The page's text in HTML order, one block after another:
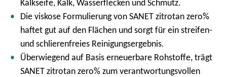
Kalkseife, Kalk, Wasserflecken und Schmutz.
Die viskose Formulierung von SANET zitrotan zero%
haftet gut auf den Flächen und sorgt für ein streifen-
und schlierenfreies Reinigungsergebnis.
Überwiegend auf Basis erneuerbare Rohstoffe, trägt
SANET zitrotan zero% zum verantwortungsvollen